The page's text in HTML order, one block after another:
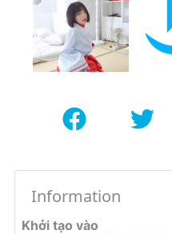
Information
Khởi tạo vào